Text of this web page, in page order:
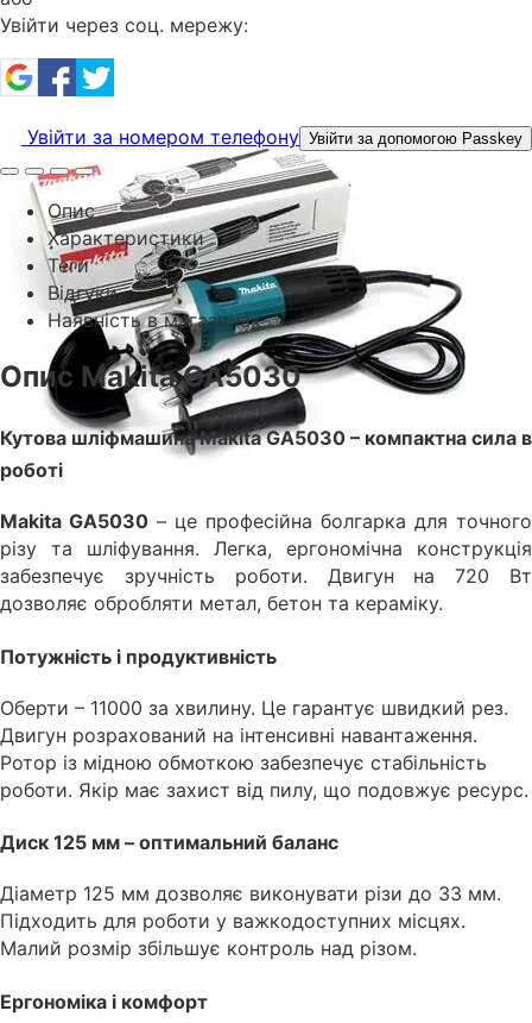
Увійти через соц. мережу:
Увійти за номером телефону Увійти за допомогою Passkey
Опис
Характеристики
Теги
Відгуки
Наявність в магазинах
Опис Makita GA5030
Кутова шліфмашина Makita GA5030 – компактна сила в
роботі
Makita GA5030 – це професійна болгарка для точного
різу та шліфування. Легка, ергономічна конструкція
забезпечує зручність роботи. Двигун на 720 Вт
дозволяє обробляти метал, бетон та кераміку.
Потужність і продуктивність
Оберти – 11000 за хвилину. Це гарантує швидкий рез.
Двигун розрахований на інтенсивні навантаження.
Ротор із мідною обмоткою забезпечує стабільність
роботи. Якір має захист від пилу, що подовжує ресурс.
Диск 125 мм – оптимальний баланс
Діаметр 125 мм дозволяє виконувати різи до 33 мм.
Підходить для роботи у важкодоступних місцях.
Малий розмір збільшує контроль над різом.
Ергономіка і комфорт